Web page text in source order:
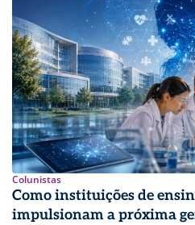
Colunistas
Como instituições de
impulsionam a próxima